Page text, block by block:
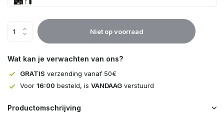
Uitverkocht
Uitverkocht
Niet op voorraad
Wat kan je verwachten van ons?
GRATIS verzending vanaf 50€
Voor 16:00 besteld, is VANDAAG verstuurd
Productomschrijving